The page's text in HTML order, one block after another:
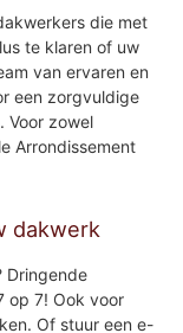
die met
te klaren of uw
van ervaren en
een zorgvuldige
Voor zowel
Arrondissement
dakwerk
Dringende
op 7! Ook voor
Of stuur een e-